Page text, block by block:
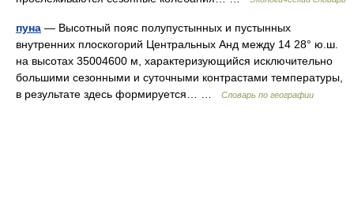
пуна — Высотный пояс полупустынных и пустынных
внутренних плоскогорий Центральных Анд между 14 28° ю.ш.
на высотах 35004600 м, характеризующийся исключительно
большими сезонными и суточными контрастами температуры,
в результате здесь формируется… …
Словарь по географии